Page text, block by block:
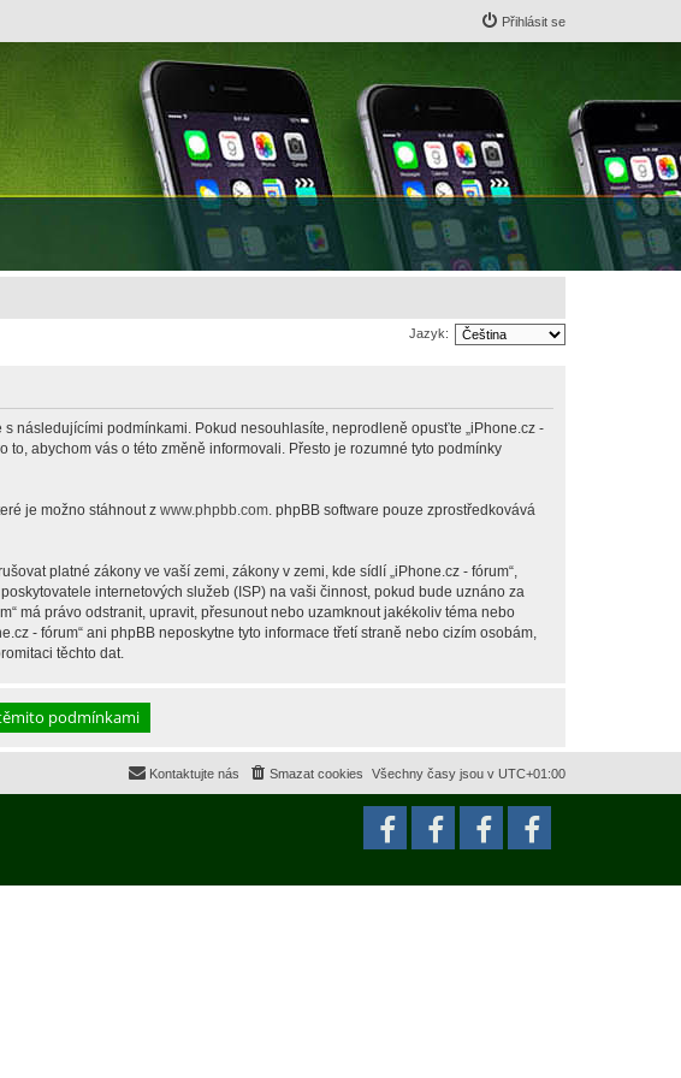
Přihlásit se
Jazyk:
s následujícími podmínkami. Pokud nesouhlasíte, neprodleně opusťte „iPhone.cz -
abychom vás o této změně informovali. Přesto je rozumné tyto podmínky
je možno stáhnout z www.phpbb.com . phpBB software pouze zprostředkovává
platné zákony ve vaší zemi, zákony v zemi, kde sídlí „iPhone.cz - fórum“,
internetových služeb (ISP) na vaši činnost, pokud bude uznáno za
má právo odstranit, upravit, přesunout nebo uzamknout jakékoliv téma nebo
- fórum“ ani phpBB neposkytne tyto informace třetí straně nebo cizím osobám,
těchto dat.
Všechny časy jsou v UTC+01:00
Smazat cookies
Kontaktujte nás